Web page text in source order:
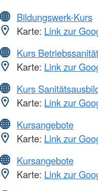
Bildungswerk-Kurs
Karte: Link zur
Kurs
Karte: Link zur
Kurs
Karte: Link zur
Kursangebote
Karte: Link zur
Kursangebote
Karte: Link zur